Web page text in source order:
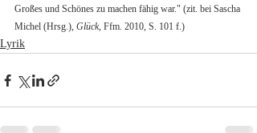
Großes und Schönes zu machen fähig war." (zit. bei Sascha
Michel (Hrsg.), Glück, Ffm. 2010, S. 101 f.)
Lyrik